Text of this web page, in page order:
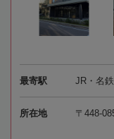
最寄駅 JR・名
所在地 〒448-